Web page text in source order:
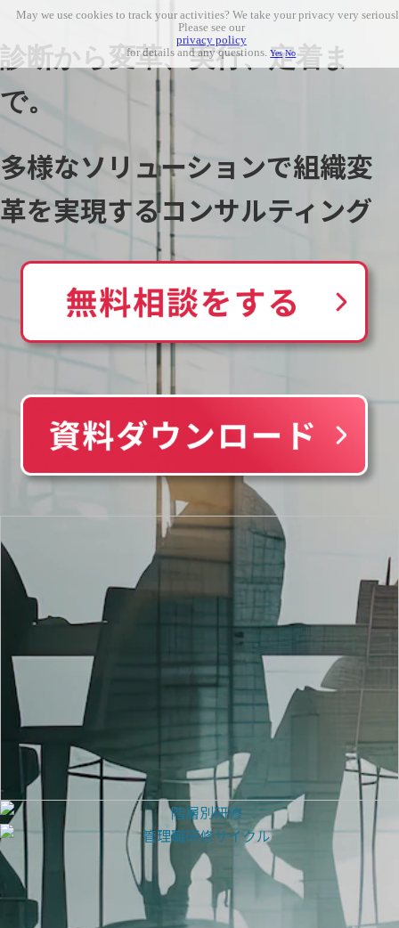
診断から変革、実行、定着ま
で。
多様なソリューションで組織変
革を実現するコンサルティング
May we use cookies to track your activities? We take your privacy very
Please see our
privacy policy
for details and any questions.Yes No